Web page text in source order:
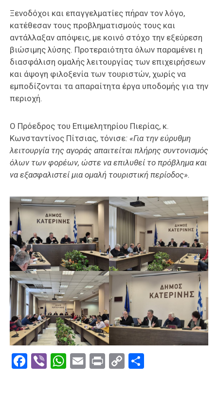
Ξενοδόχοι και επαγγελματίες πήραν τον λόγο,
κατέθεσαν τους προβληματισμούς τους και
αντάλλαξαν απόψεις, με κοινό στόχο την εξεύρεση
βιώσιμης λύσης. Προτεραιότητα όλων παραμένει η
διασφάλιση ομαλής λειτουργίας των επιχειρήσεων
και άψογη φιλοξενία των τουριστών, χωρίς να
εμποδίζονται τα απαραίτητα έργα υποδομής για την
περιοχή.
Ο Πρόεδρος του Επιμελητηρίου Πιερίας, κ.
Κωνσταντίνος Πίτσιας, τόνισε: «Για την εύρυθμη
λειτουργία της αγοράς απαιτείται πλήρης συντονισμός
όλων των φορέων, ώστε να επιλυθεί το πρόβλημα και
να εξασφαλιστεί μια ομαλή τουριστική περίοδος».
Facebook
ViberWhatsApp
EmailPrintCopy